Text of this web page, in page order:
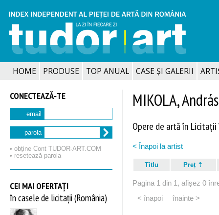
HOME PRODUSE TOP ANUAL CASE ȘI GALERII
CONECTEAZĂ‑TE
email
parola
• obține Cont TUDOR‑ART.COM
• resetează parola
CEI MAI OFERTAȚI
în casele de licitații (România)
MIKOLA, András
Opere de artă în
< Înapoi la artist
Titlu Preț
Pagina 1 din 1, afișez 0
< înapoi
înainte >